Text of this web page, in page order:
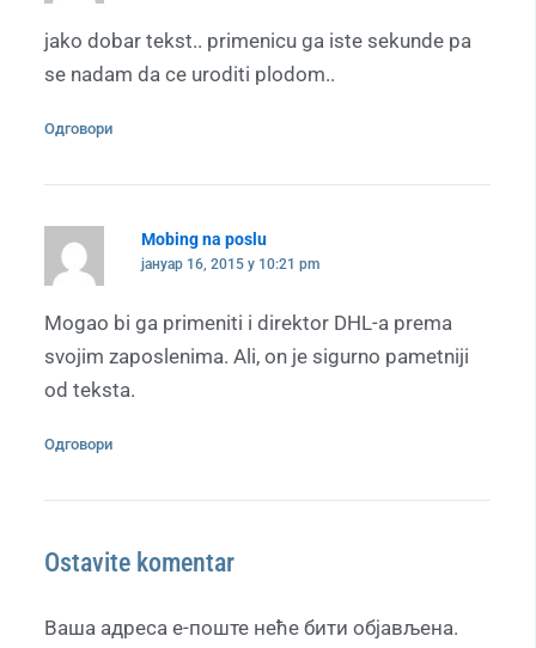
jako dobar tekst.. primenicu ga iste sekunde pa
se nadam da ce uroditi plodom..
Одговори
Mobing na poslu
јануар 16, 2015 у 10:21 pm
Mogao bi ga primeniti i direktor DHL-a prema
svojim zaposlenima. Ali, on je sigurno pametniji
od teksta.
Одговори
Ostavite komentar
Ваша адреса е-поште неће бити објављена.